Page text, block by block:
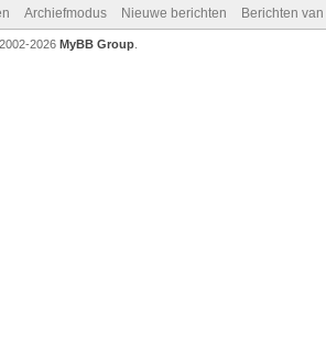
Archiefmodus Nieuwe berichten Berichten
2002-2026 MyBB Group